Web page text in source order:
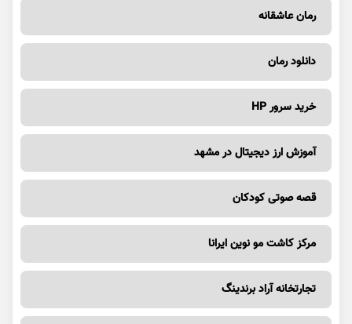
رمان عاشقانه
دانلود رمان
خرید سرور HP
آموزش ارز دیجیتال در مشهد
قصه صوتی کودکان
مرکز کاشت مو نوین ایرانا
تجارتخانه آراد برندینگ